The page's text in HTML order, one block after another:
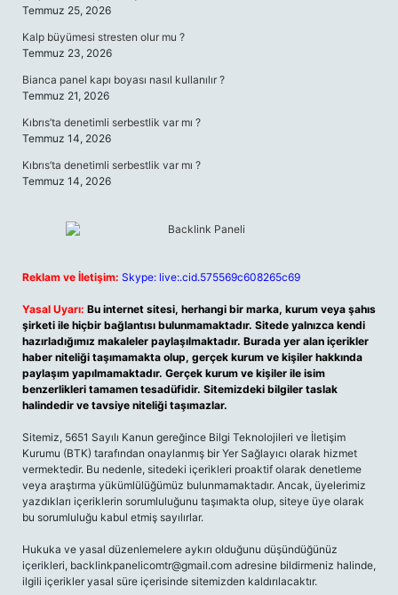
Temmuz 25, 2026
Kalp büyümesi stresten olur mu ?
Temmuz 23, 2026
Bianca panel kapı boyası nasıl kullanılır ?
Temmuz 21, 2026
Kıbrıs’ta denetimli serbestlik var mı ?
Temmuz 14, 2026
Kıbrıs’ta denetimli serbestlik var mı ?
Temmuz 14, 2026
Reklam ve İletişim: Skype: live:.cid.575569c608265c69
Yasal Uyarı: Bu internet sitesi, herhangi bir marka, kurum veya şahıs
şirketi ile hiçbir bağlantısı bulunmamaktadır. Sitede yalnızca kendi
hazırladığımız makaleler paylaşılmaktadır. Burada yer alan içerikler
haber niteliği taşımamakta olup, gerçek kurum ve kişiler hakkında
paylaşım yapılmamaktadır. Gerçek kurum ve kişiler ile isim
benzerlikleri tamamen tesadüfidir. Sitemizdeki bilgiler taslak
halindedir ve tavsiye niteliği taşımazlar.
Sitemiz, 5651 Sayılı Kanun gereğince Bilgi Teknolojileri ve İletişim
Kurumu (BTK) tarafından onaylanmış bir Yer Sağlayıcı olarak hizmet
vermektedir. Bu nedenle, sitedeki içerikleri proaktif olarak denetleme
veya araştırma yükümlülüğümüz bulunmamaktadır. Ancak, üyelerimiz
yazdıkları içeriklerin sorumluluğunu taşımakta olup, siteye üye olarak
bu sorumluluğu kabul etmiş sayılırlar.
Hukuka ve yasal düzenlemelere aykırı olduğunu düşündüğünüz
içerikleri, backlinkpanelicomtr@gmail.com adresine bildirmeniz halinde,
ilgili içerikler yasal süre içerisinde sitemizden kaldırılacaktır.